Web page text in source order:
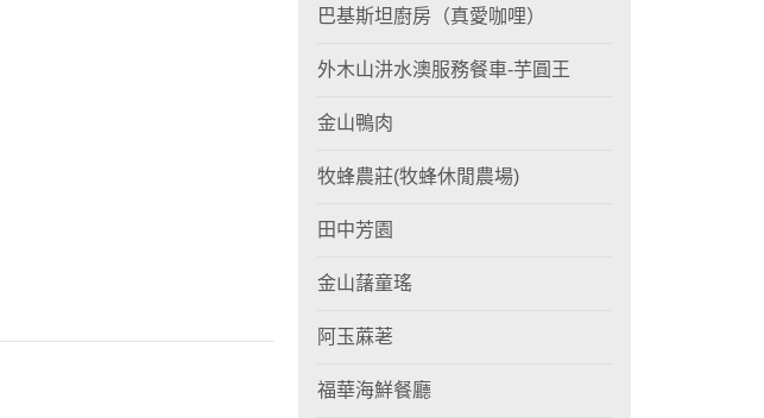
巴基斯坦廚房（真愛咖哩）
外木山汫水澳服務餐車-芋圓王
金山鴨肉
牧蜂農莊(牧蜂休閒農場)
田中芳園
金山藷童瑤
阿玉蔴荖
福華海鮮餐廳